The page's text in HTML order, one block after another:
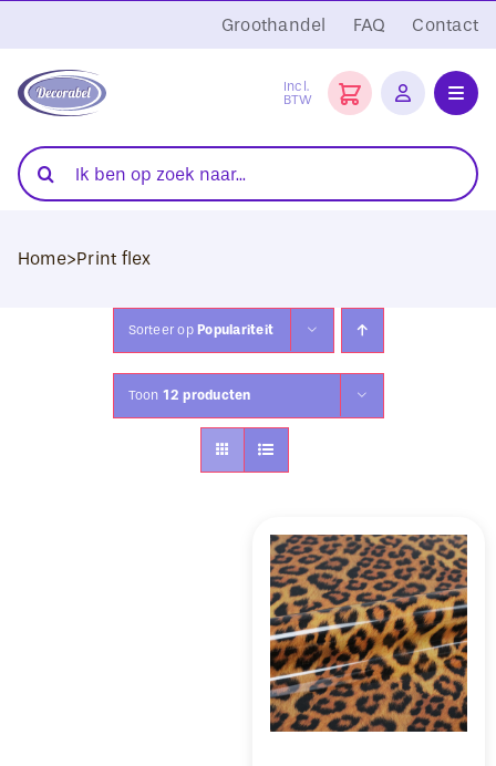
naar
inhoud
Groothandel FAQ Contact
Incl.
BTW
Folies
Transferpersen
Blanco Textiel
Zoeken
naar:
Home>Print flex
Sorteer op Populariteit
Toon 12 producten